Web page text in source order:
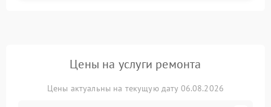
Цены на услуги ремонта
Цены актуальны на текущую дату 06.08.2026